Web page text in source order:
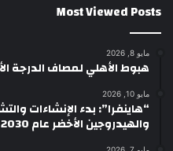
Most Viewed Posts
مايو 8, 2026
هبوط الأهلي لمصاف الدرجة
مايو 10, 2026
“هاينفرا”: بدء الإنشاءات
والهيدروجين الأخضر عام 2030